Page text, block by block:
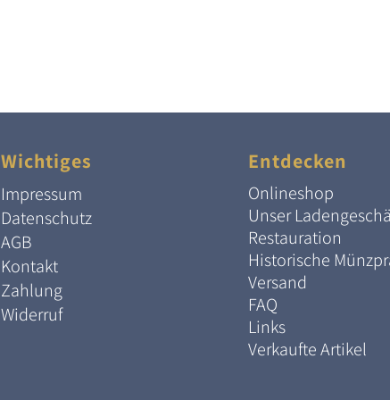
Wichtiges
Impressum
Datenschutz
AGB
Kontakt
Zahlung
Widerruf
Entdecken
Onlineshop
Unser
Restauration
Historische
Versand
FAQ
Links
Verkaufte Artikel